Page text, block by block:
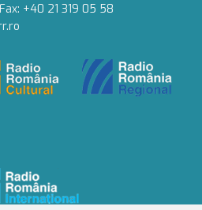
+40 21 319 05 58